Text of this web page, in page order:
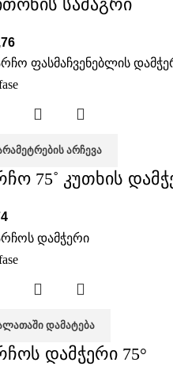
სამაგრი
ᲐᲠᲩᲔᲕᲐ
75˚ კუთხის
ᲓᲐᲛᲐᲢᲔᲑᲐ
დამჭერი 75°